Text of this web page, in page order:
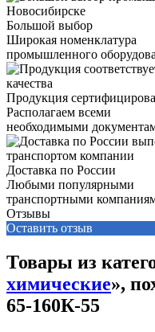
Большой выбор
Широкая номенклатура
промышленного
Продукция
Располагаем всеми
необходимыми
Доставка по России
Любыми популярными
транспортными
Отзывы
Оставить отзыв
Товары из
химические»,
65-160К-55